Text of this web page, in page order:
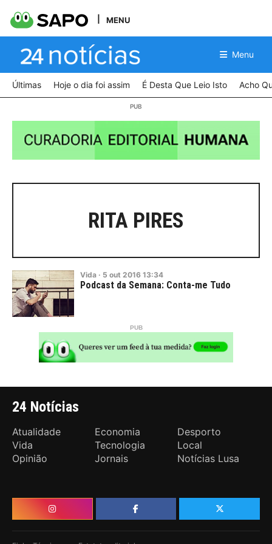
MENU
Menu
Últimas Hoje o dia foi assim É Desta Que Leio Isto Acho
RITA PIRES
Vida · 5 out 2016 13:34
Podcast da Semana: Conta-me Tudo
24 Notícias
Atualidade Economia
Desporto
Vida
Tecnologia
Local
Opinião
Jornais Notícias Lusa